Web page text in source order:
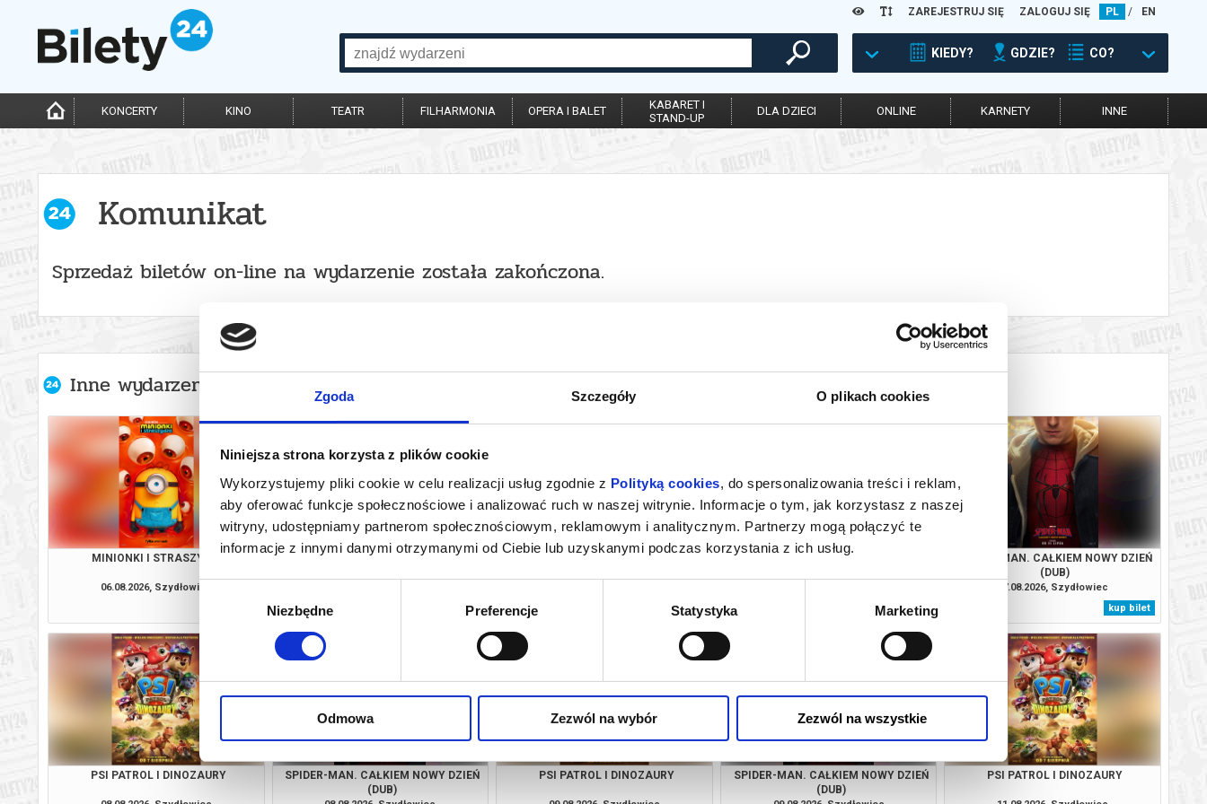
Zgoda Szczegóły O plikach cookies
Niniejsza strona korzysta z plików cookie
Wykorzystujemy pliki cookie w celu realizacji usług zgodnie z Polityką cookies, do spersonalizowania treści i reklam,
aby oferować funkcje społecznościowe i analizować ruch w naszej witrynie. Informacje o tym, jak korzystasz z naszej
witryny, udostępniamy partnerom społecznościowym, reklamowym i analitycznym. Partnerzy mogą połączyć te
informacje z innymi danymi otrzymanymi od Ciebie lub uzyskanymi podczas korzystania z ich usług.
Wybór
Niezbędne Preferencje Statystyka Marketing
Odmowa Zezwól na wybór Zezwól na wszystkie
ZAREJESTRUJ SIĘ ZALOGUJ SIĘ PL / EN
KIEDY? GDZIE? CO?
KONCERTY KINO TEATR FILHARMONIA OPERA I BALET
KABARET I
STAND-UP
DLA DZIECI ONLINE KARNETY INNE
Komunikat
Sprzedaż biletów on-line na wydarzenie została zakończona.
Inne wydarzenia organizatora
MINIONKI I STRASZYDŁA
06.08.2026, Szydłowiec
VAIANA
kup bilet
SPIDER-MAN. CAŁKIEM NOWY DZIEŃ
kup bilet
PSI PATROL I DINOZAURY
kup bilet
SPIDER-MAN. CAŁKIEM NOWY DZIEŃ
(DUB)
07.08.2026, Szydłowiec
kup bilet
PSI PATROL I DINOZAURY
SPIDER-MAN. CAŁKIEM NOWY DZIEŃ
(DUB)
PSI PATROL I DINOZAURY
SPIDER-MAN. CAŁKIEM NOWY DZIEŃ
(DUB)
PSI PATROL I DINOZAURY